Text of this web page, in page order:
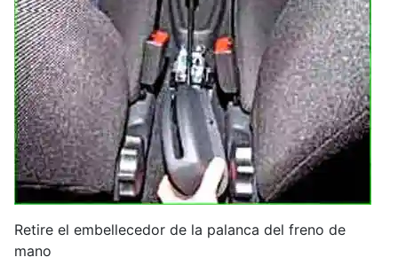
Retire el embellecedor de la palanca del freno de
mano